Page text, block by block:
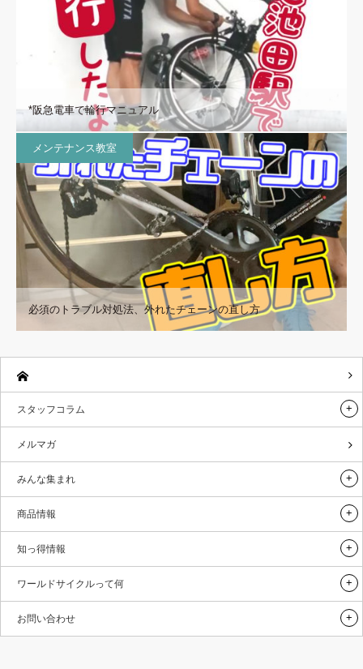
*阪急電車で輪行マニュアル
メンテナンス教室
必須のトラブル対処法、外れたチェーンの直し方
スタッフコラム
メルマガ
みんな集まれ
商品情報
知っ得情報
ワールドサイクルって何
お問い合わせ